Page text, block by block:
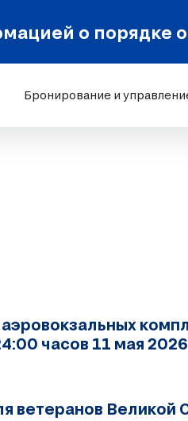
о порядке
Бронирование и
часов 11 мая
ветеранов Великой